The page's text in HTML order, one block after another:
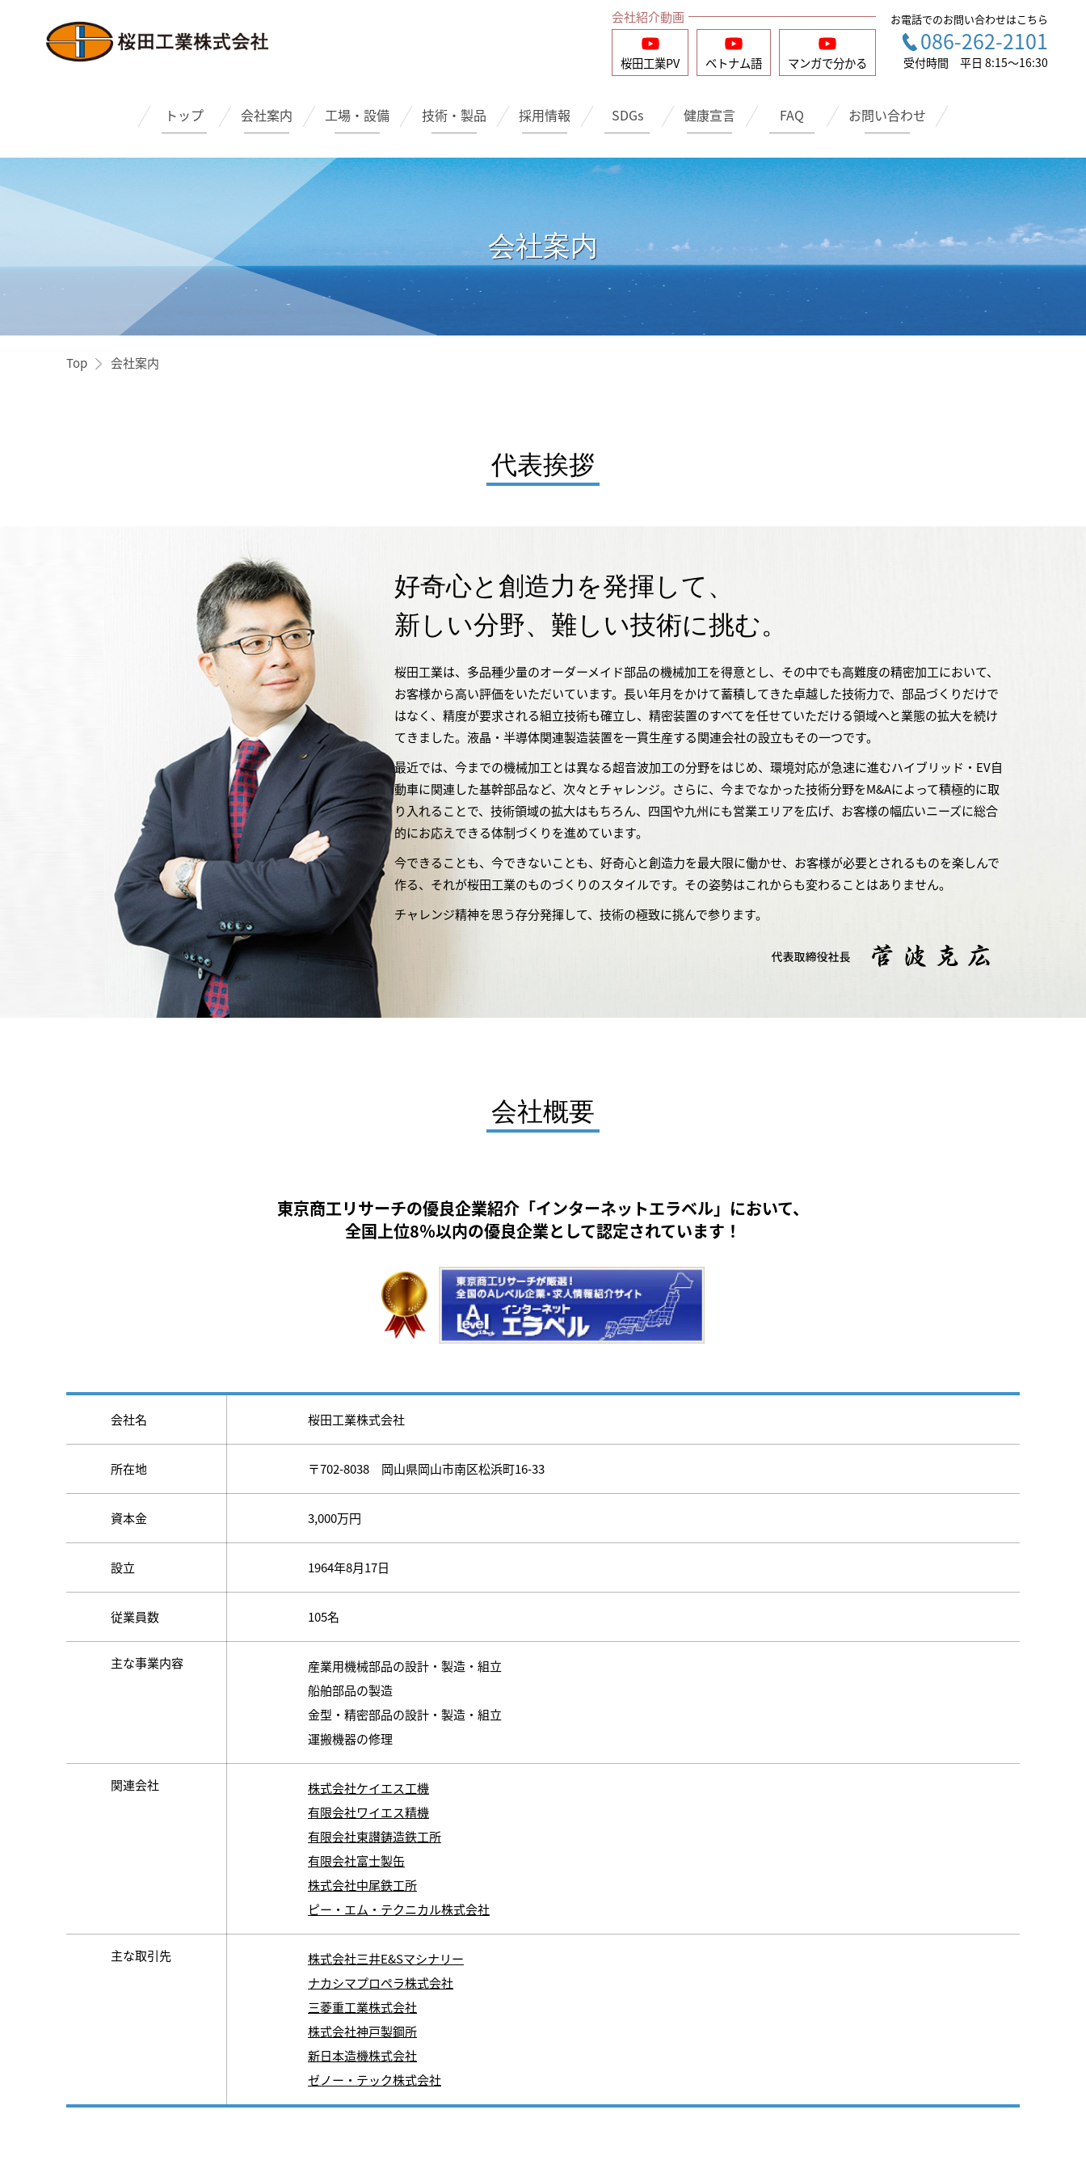
会社紹介動画
桜田工業PV ベトナム語 マンガで分かる
お電話でのお問い合わせはこちら
086-262-2101
受付時間 平日 8:15〜16:30
トップ 会社案内 工場・設備 技術・製品 採用情報 SDGs 健康宣言 FAQ お問い合わせ
会社案内
Top 会社案内
代表挨拶
好奇心と創造力を発揮して、
新しい分野、 難しい技術に挑む。
桜田工業は、多品種少量のオーダーメイド部品の機械加工を得意とし、その中でも高難度の精密加工において、
お客様から高い評価をいただいています。長い年月をかけて蓄積してきた卓越した技術力で、部品づくりだけで
はなく、精度が要求される組立技術も確立し、精密装置のすべてを任せていただける領域へと業態の拡大を続け
てきました。液晶・半導体関連製造装置を一貫生産する関連会社の設立もその一つです。
最近では、今までの機械加工とは異なる超音波加工の分野をはじめ、環境対応が急速に進むハイブリッド・EV自
動車に関連した基幹部品など、次々とチャレンジ。さらに、今までなかった技術分野をM&Aによって積極的に取
り入れることで、技術領域の拡大はもちろん、四国や九州にも営業エリアを広げ、お客様の幅広いニーズに総合
的にお応えできる体制づくりを進めています。
今できることも、今できないことも、好奇心と創造力を最大限に働かせ、お客様が必要とされるものを楽しんで
作る、それが桜田工業のものづくりのスタイルです。その姿勢はこれからも変わることはありません。
チャレンジ精神を思う存分発揮して、技術の極致に挑んで参ります。
会社概要
東京商工リサーチの優良企業紹介 「インターネットエラベル」において、
全国上位8％以内の優良企業として認定されています！
会社名 桜田工業株式会社
所在地 〒702-8038 岡山県岡山市南区松浜町16-33
資本金 3,000万円
設立 1964年8月17日
従業員数 105名
主な事業内容
産業用機械部品の設計・製造・組立
船舶部品の製造
金型・精密部品の設計・製造・組立
運搬機器の修理
関連会社
株式会社ケイエス工機
有限会社ワイエス精機
有限会社東讃鋳造鉄工所
有限会社富士製缶
株式会社中尾鉄工所
ピー・エム・テクニカル株式会社
主な取引先
株式会社三井E&Sマシナリー
ナカシマプロペラ株式会社
三菱重工業株式会社
株式会社神戸製鋼所
新日本造機株式会社
ゼノー・テック株式会社